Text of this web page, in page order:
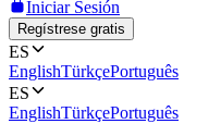
Iniciar Sesión
Regístrese gratis
ES
EnglishTürkçePortuguês
ES
EnglishTürkçePortuguês